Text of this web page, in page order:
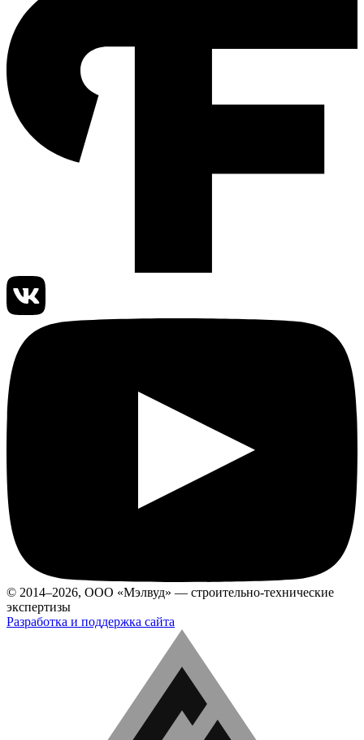
© 2014–2026, ООО «Мэлвуд» — строительно-технические
экспертизы
Разработка и поддержка сайта